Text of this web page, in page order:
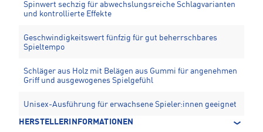
Spinwert sechzig für abwechslungsreiche Schlagvarianten
und kontrollierte Effekte
Geschwindigkeitswert fünfzig für gut beherrschbares
Spieltempo
Schläger aus Holz mit Belägen aus Gummi für angenehmen
Griff und ausgewogenes Spielgefühl
Unisex-Ausführung für erwachsene Spieler:innen geeignet
HERSTELLERINFORMATIONEN